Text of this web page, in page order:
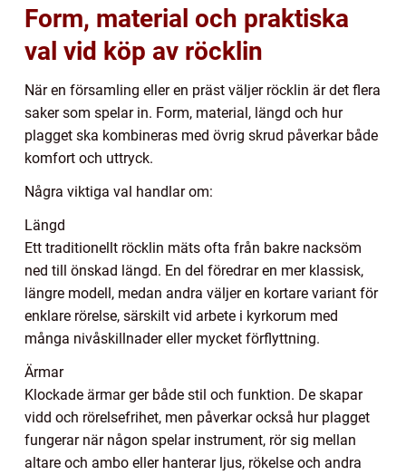
Form, material och praktiska
val vid köp av röcklin
När en församling eller en präst väljer röcklin är det flera
saker som spelar in. Form, material, längd och hur
plagget ska kombineras med övrig skrud påverkar både
komfort och uttryck.
Några viktiga val handlar om:
Längd
Ett traditionellt röcklin mäts ofta från bakre nacksöm
ned till önskad längd. En del föredrar en mer klassisk,
längre modell, medan andra väljer en kortare variant för
enklare rörelse, särskilt vid arbete i kyrkorum med
många nivåskillnader eller mycket förflyttning.
Ärmar
Klockade ärmar ger både stil och funktion. De skapar
vidd och rörelsefrihet, men påverkar också hur plagget
fungerar när någon spelar instrument, rör sig mellan
altare och ambo eller hanterar ljus, rökelse och andra